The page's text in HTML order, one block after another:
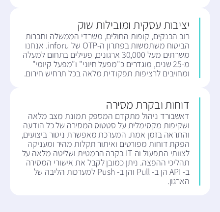
יציבות עסקית ומובילות שוק
רוב הבנקים, קופות החולים, משרדי הממשלה וחברות
הביטוח משתמשות בפתרון ה-OTP של inforu. אנחנו
משרתים מעל 30,000 ארגונים, פעילים בתחום למעלה
מ-25 שנים, מוגדרים כ"מפעל חיוני" ו"מפעל קיומי"
ומחויבים לרציפות תפקודית מלאה בכל תרחיש חירום.
דוחות ובקרת מסירה
דאשבורד ניהול מתקדם המספק תמונת מצב מלאה
ושקיפות מקסימלית על סטטוס המסירה של כל הודעה
והתראה בזמן אמת. המערכת מאפשרת ניטור ביצועים,
הפקת דוחות מפורטים ואיתור תקלות מהיר ומעניקה
לצוותי התפעול וה-IT בקרה הרמטית ושליטה מלאה על
תהליכי ההפצה. ניתן כמובן לקבל את אישורי המסירה
ב- API הן ב- Pull והן ב- Push למערכות הליבה של
הארגון.